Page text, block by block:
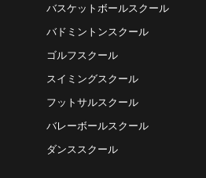
バスケットボールスクール
バドミントンスクール
ゴルフスクール
スイミングスクール
フットサルスクール
バレーボールスクール
ダンススクール